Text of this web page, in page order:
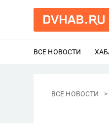
ВСЕ НОВОСТИ
ВСЕ НОВОСТИ